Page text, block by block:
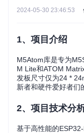
2024-05-30 23:46:53
1、项目介绍
M5Atom库是专为
M Lite和ATOM
发板尺寸仅为24 *
新者和硬件爱好者们
2、项目技术分
基于高性能的